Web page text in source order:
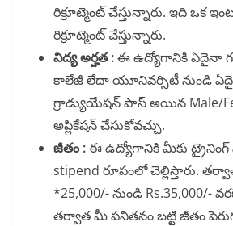
రిక్రూట్మెంట్ చేస్తున్నారు. ఇది ఒక
రిక్రూట్మెంట్ చేస్తున్నారు.
విద్య అర్హత :ఈ ఉద్యోగానికి ఏదైనా
కాలేజీ లేదా యూనివర్సిటీ నుండి
గ్రాడ్యుయేషన్ పాస్ అయిన Male/
అప్లికేషన్ చేసుకోవచ్చు.
జీతం :ఈ ఉద్యోగానికి మీకు
stipend రూపంలో చెల్లిస్తారు.
*25,000/- నుండి Rs.35,000/-
తర్వాత మీ పనితనం బట్టి జీతం